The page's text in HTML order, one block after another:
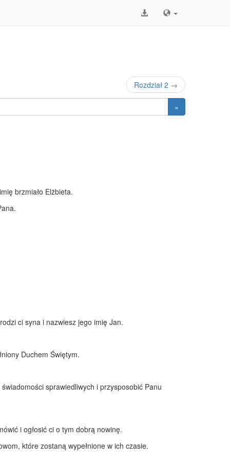
Rozdział 2 →
»
brzmiało Elżbieta.
ci syna i nazwiesz jego imię Jan.
Duchem Świętym.
sprawiedliwych i przysposobić Panu
i ogłosić ci o tym dobrą nowinę.
które zostaną wypełnione w ich czasie.